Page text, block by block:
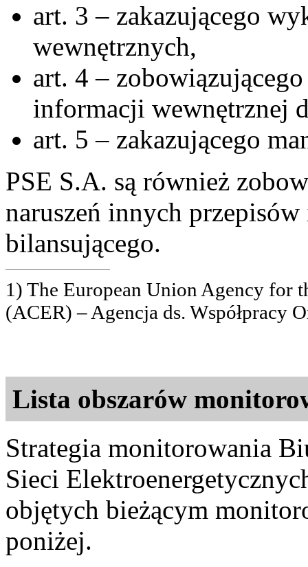
art. 3 – zakazującego
wewnętrznych,
art. 4 –
informacji wewnętrznej
art. 5 – zakazującego
PSE S.A. są również
naruszeń innych
bilansującego.
1) The European Union Agency for
(ACER) – Agencja ds. Współpracy
Lista obszarów
Strategia monitorowania
Sieci
objętych bieżącym
poniżej.